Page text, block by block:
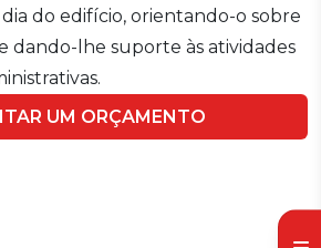
do edifício, orientando-o sobre
dando-lhe suporte às atividades
UM ORÇAMENTO